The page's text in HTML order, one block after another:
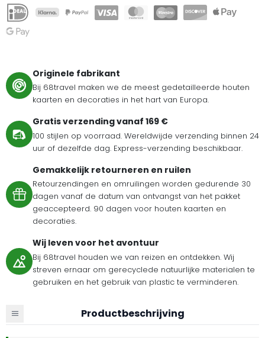
Originele fabrikant
Bij 68travel maken we de meest gedetailleerde houten
kaarten en decoraties in het hart van Europa.
Gratis verzending vanaf 169 €
100 stijlen op voorraad. Wereldwijde verzending binnen 24
uur of dezelfde dag. Express-verzending beschikbaar.
Gemakkelijk retourneren en ruilen
Retourzendingen en omruilingen worden gedurende 30
dagen vanaf de datum van ontvangst van het pakket
geaccepteerd. 90 dagen voor houten kaarten en
decoraties.
Wij leven voor het avontuur
Bij 68travel houden we van reizen en ontdekken. Wij
streven ernaar om gerecyclede natuurlijke materialen te
gebruiken en het gebruik van plastic te verminderen.
Productbeschrijving